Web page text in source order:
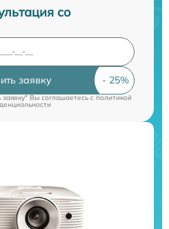
со
заявку
Вы соглашаетесь cполитикой